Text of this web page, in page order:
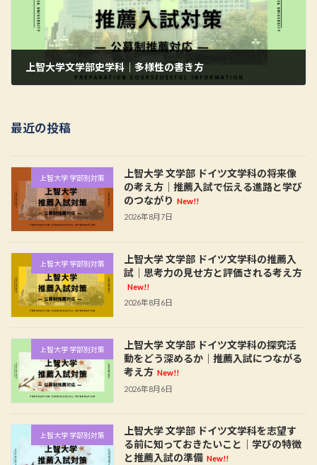
上智大学文学部史学科｜多様性の書き方
最近の投稿
上智大学 学部別対策
上智大学 文学部 ドイツ文学科の将来像
の考え方｜推薦入試で伝える進路と学び
のつながり New!!
2026年8月7日
上智大学 学部別対策
上智大学 文学部 ドイツ文学科の推薦入
試｜思考力の見せ方と評価される考え方
New!!
2026年8月6日
上智大学 学部別対策
上智大学 文学部 ドイツ文学科の探究活
動をどう深めるか｜推薦入試につながる
考え方 New!!
2026年8月6日
上智大学 学部別対策
上智大学 文学部 ドイツ文学科を志望す
る前に知っておきたいこと｜学びの特徴
と推薦入試の準備 New!!